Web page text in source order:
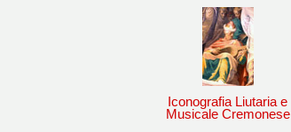
Iconografia Liutaria e
Musicale Cremonese